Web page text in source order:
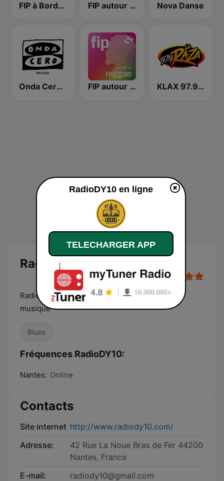
FIP à Bordeaux FIP autour du rock Nova Danse
Onda Cero Murcia FIP autour du reggae KLAX 97.9 La Raza FM
RadioDY10
RadioDY10 défend une soif inétanchable de
musique
Blues
Fréquences RadioDY10:
Nantes: Online
Contacts
Site internet http://www.radiody10.com/
Adresse:
42 Rue La Noue Bras de Fer 44200
Nantes, France
E-mail:
radiody10@gmail.com
RadioDY10 en ligne
TELECHARGER APP